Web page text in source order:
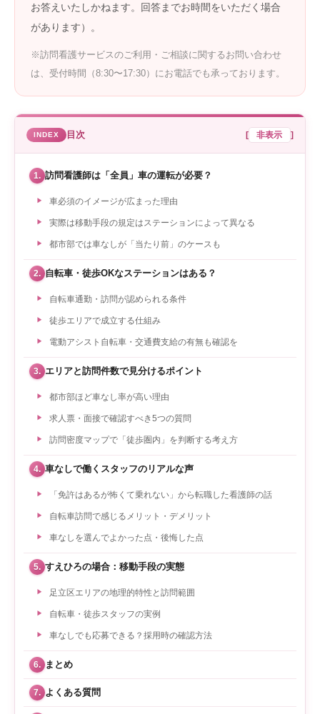
お答えいたしかねます。回答までお時間をいただく場合
があります）。
※訪問看護サービスのご利用・ご相談に関するお問い合わせ
は、受付時間（8:30〜17:30）にお電話でも承っております。
目次 [ 非表示 ]
1. 訪問看護師は「全員」車の運転が必要？
車必須のイメージが広まった理由
実際は移動手段の規定はステーションによって異なる
都市部では車なしが「当たり前」のケースも
2. 自転車・徒歩OKなステーションはある？
自転車通勤・訪問が認められる条件
徒歩エリアで成立する仕組み
電動アシスト自転車・交通費支給の有無も確認を
3. エリアと訪問件数で見分けるポイント
都市部ほど車なし率が高い理由
求人票・面接で確認すべき5つの質問
訪問密度マップで「徒歩圏内」を判断する考え方
4. 車なしで働くスタッフのリアルな声
「免許はあるが怖くて乗れない」から転職した看護師の話
自転車訪問で感じるメリット・デメリット
車なしを選んでよかった点・後悔した点
5. すえひろの場合：移動手段の実態
足立区エリアの地理的特性と訪問範囲
自転車・徒歩スタッフの実例
車なしでも応募できる？採用時の確認方法
6. まとめ
7. よくある質問